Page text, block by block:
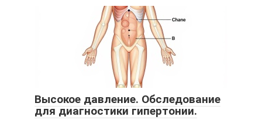
Высокое давление. Обследование
для диагностики гипертонии.